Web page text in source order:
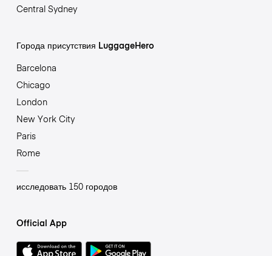
Central Sydney
Города присутствия LuggageHero
Barcelona
Chicago
London
New York City
Paris
Rome
исследовать 150 городов
Official App